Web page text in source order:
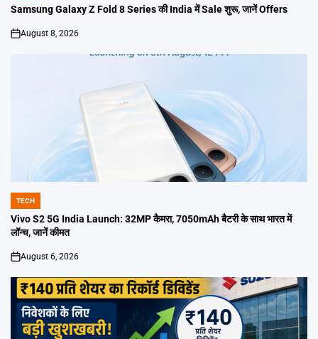
IN
Samsung Galaxy Z Fold 8 Series की India में Sale शुरू, जानें Offers
on
August 8, 2026
POSTED
IN
TECH
Vivo S2 5G India Launch: 32MP कैमरा, 7050mAh बैटरी के साथ भारत में
लॉन्च, जानें कीमत
on
August 6, 2026